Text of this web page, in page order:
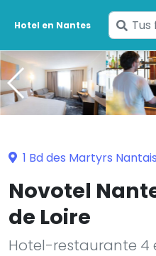
Hotel en Nantes
tus
1 Bd des Martyrs
Novotel
de Loire
Hotel-restaurante 4